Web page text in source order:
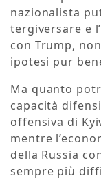
nazionalista
tergiversare e
con Trump,
ipotesi pur
Ma quanto
capacità
offensiva di
mentre
della Russia
sempre più